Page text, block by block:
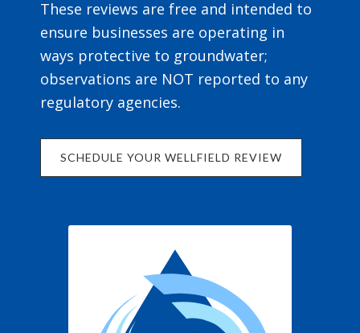
These reviews are free and intended to
ensure businesses are operating in
ways protective to groundwater;
observations are NOT reported to any
regulatory agencies.
SCHEDULE YOUR WELLFIELD REVIEW